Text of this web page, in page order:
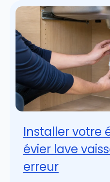
Installer votre
évier lave
erreur